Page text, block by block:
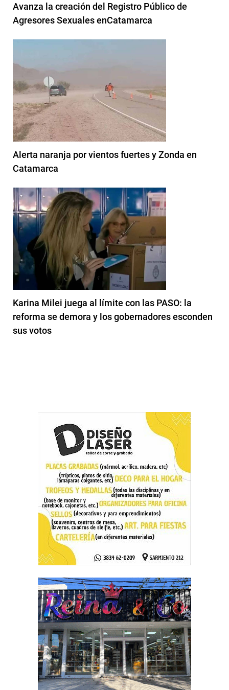
Avanza la creación del Registro Público de
Agresores Sexuales enCatamarca
Alerta naranja por vientos fuertes y Zonda en
Catamarca
Karina Milei juega al límite con las PASO: la
reforma se demora y los gobernadores esconden
sus votos